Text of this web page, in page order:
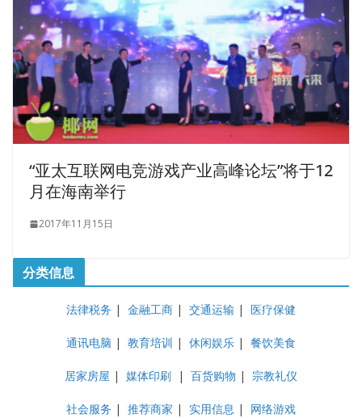
“亚太互联网电竞游戏产业高峰论坛”将于12
月在海南举行
2017年11月15日
分类信息
法律税务 | 金融工商 | 交通运输 | 医疗保健
通讯电脑 | 教育培训 | 休闲娱乐 | 餐饮美食
居家房屋 | 媒体印刷 | 百货购物 | 宗教礼仪
社会服务 | 推荐商家 | 实用信息 | 网络游戏